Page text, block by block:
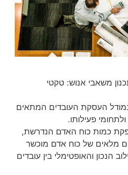
משאבי אנוש: טקטי
העסקת העובדים המתאים
פעילותו.
כמות כוח האדם הנדרשת,
מלאים של כוח אדם מוכשר
הנכון והאופטימלי בין עובדים